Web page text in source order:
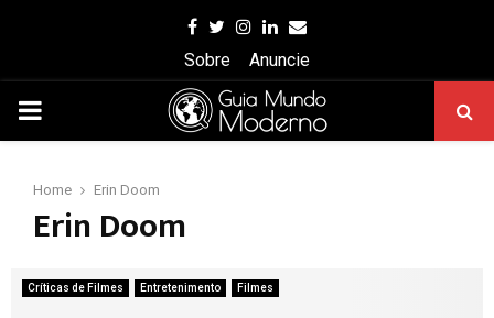
Facebook
Twitter
Instagram
Linkedin
Email
Sobre
Anuncie
PRIMARY
Home Erin Doom
Erin Doom
Críticas de Filmes Entretenimento Filmes